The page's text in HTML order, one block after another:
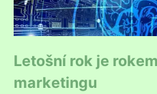
Letošní rok je
marketingu